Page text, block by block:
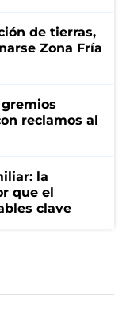
de tierras,
Zona Fría
reclamos al
la
que el
clave